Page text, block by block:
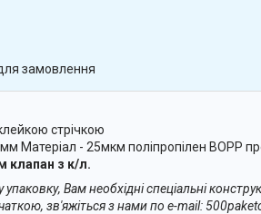
замовлення
стрічкою
Матеріал - 25мкм поліпропілен BOPP
клапан з к/л.
Вам необхідні спеціальні
зв'яжіться з нами по e-mail: